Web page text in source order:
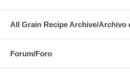
All Grain Recipe Archive/Archivo
Forum/Foro